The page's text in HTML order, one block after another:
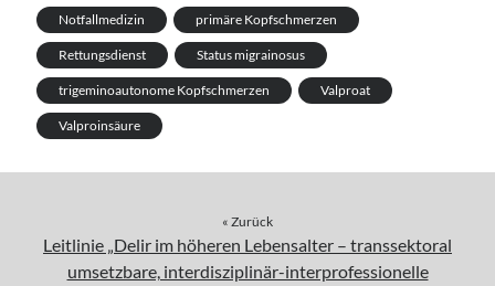
Notfallmedizin primäre Kopfschmerzen
Rettungsdienst Status migrainosus
trigeminoautonome Kopfschmerzen Valproat
Valproinsäure
« Zurück
Leitlinie „Delir im höheren Lebensalter – transsektoral
umsetzbare, interdisziplinär-interprofessionelle